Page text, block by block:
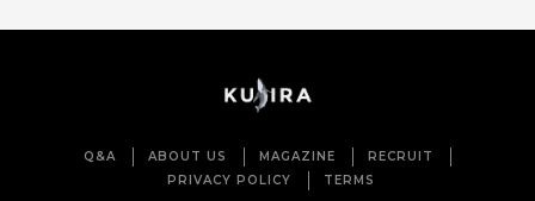
Q&A ABOUT US MAGAZINE
RECRUIT
PRIVACY POLICY
TERMS